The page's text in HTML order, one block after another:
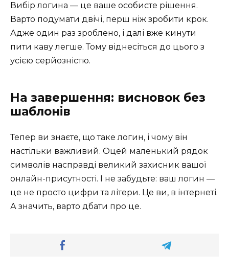
Вибір логина — це ваше особисте рішення.
Варто подумати двічі, перш ніж зробити крок.
Адже один раз зроблено, і далі вже кинути
пити каву легше. Тому віднесіться до цього з
усією серйозністю.
На завершення: висновок без
шаблонів
Тепер ви знаєте, що таке логин, і чому він
настільки важливий. Оцей маленький рядок
символів насправді великий захисник вашої
онлайн-присутності. І не забудьте: ваш логин —
це не просто цифри та літери. Це ви, в інтернеті.
А значить, варто дбати про це.